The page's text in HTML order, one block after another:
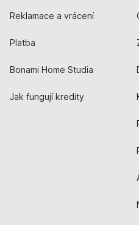
Reklamace a vrácení
Platba
Bonami Home Studia
Jak fungují kredity